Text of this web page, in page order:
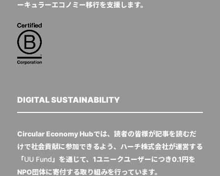
ーキュラーエコノミー移行を支援します。
DIGITAL SUSTAINABILITY
Circular Economy Hubでは、読者の皆様が記事を読むだ
けで社会貢献に参加できるよう、ハーチ株式会社が運営する
「UU Fund 」を通じて、1ユニークユーザーにつき0.1円を
NPO団体に寄付する取り組みを行っています。